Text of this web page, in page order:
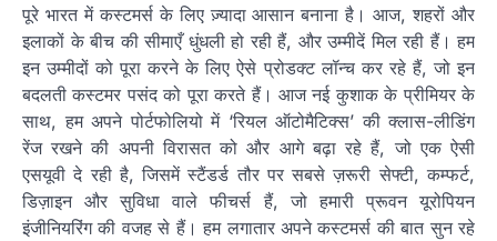
पूरे भारत में कस्टमर्स के लिए ज़्यादा आसान बनाना है। आज, शहरों और
इलाकों के बीच की सीमाएँ धुंधली हो रही हैं, और उम्मीदें मिल रही हैं। हम
इन उम्मीदों को पूरा करने के लिए ऐसे प्रोडक्ट लॉन्च कर रहे हैं, जो इन
बदलती कस्टमर पसंद को पूरा करते हैं। आज नई कुशाक के प्रीमियर के
साथ, हम अपने पोर्टफोलियो में ‘रियल ऑटोमैटिक्स’ की क्लास-लीडिंग
रेंज रखने की अपनी विरासत को और आगे बढ़ा रहे हैं, जो एक ऐसी
एसयूवी दे रही है, जिसमें स्टैंडर्ड तौर पर सबसे ज़रूरी सेफ्टी, कम्फर्ट,
डिज़ाइन और सुविधा वाले फीचर्स हैं, जो हमारी प्रूवन यूरोपियन
इंजीनियरिंग की वजह से हैं। हम लगातार अपने कस्टमर्स की बात सुन रहे